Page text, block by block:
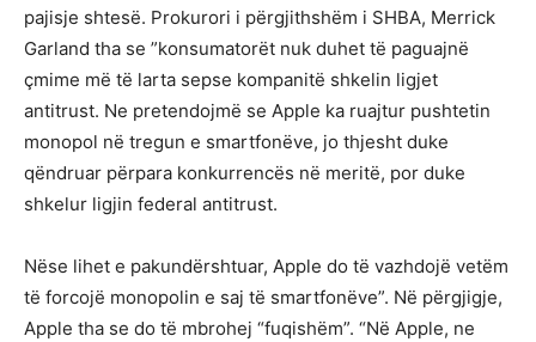
pajisje shtesë. Prokurori i përgjithshëm i SHBA, Merrick
Garland tha se ”konsumatorët nuk duhet të paguajnë
çmime më të larta sepse kompanitë shkelin ligjet
antitrust. Ne pretendojmë se Apple ka ruajtur pushtetin
monopol në tregun e smartfonëve, jo thjesht duke
qëndruar përpara konkurrencës në meritë, por duke
shkelur ligjin federal antitrust.
Nëse lihet e pakundërshtuar, Apple do të vazhdojë vetëm
të forcojë monopolin e saj të smartfonëve”. Në përgjigje,
Apple tha se do të mbrohej “fuqishëm”. “Në Apple, ne